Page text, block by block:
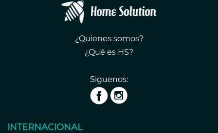
¿Quienes somos?
¿Qué es HS?
Siguenos:
INTERNACIONAL